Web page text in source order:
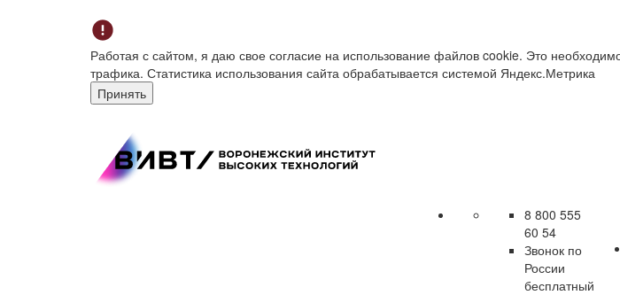
Работая с сайтом, я даю свое согласие на использование файлов cookie. Это
трафика. Статистика использования сайта обрабатывается системой Яндекс.Метрика
Принять
8 800 555
60 54
Звонок по
России
бесплатный